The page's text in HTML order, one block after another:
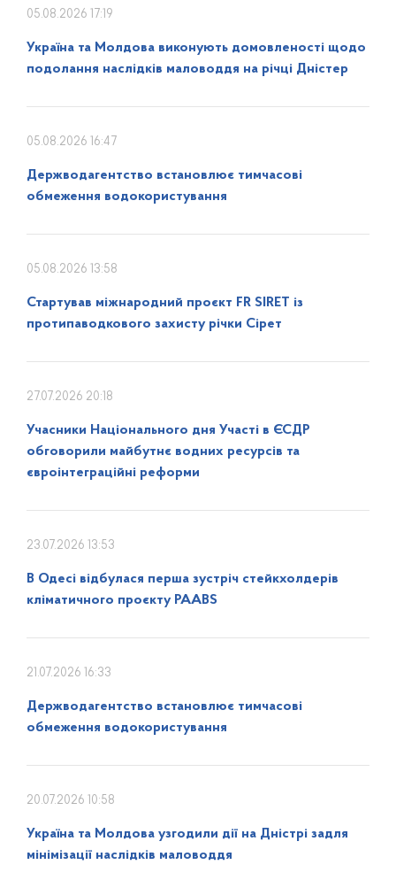
05.08.2026 17:19
Україна та Молдова виконують домовленості щодо
подолання наслідків маловоддя на річці Дністер
05.08.2026 16:47
Держводагентство встановлює тимчасові
обмеження водокористування
05.08.2026 13:58
Стартував міжнародний проєкт FR SIRET із
протипаводкового захисту річки Сірет
27.07.2026 20:18
Учасники Національного дня Участі в ЄСДР
обговорили майбутнє водних ресурсів та
євроінтеграційні реформи
23.07.2026 13:53
В Одесі відбулася перша зустріч стейкхолдерів
кліматичного проєкту PAABS
21.07.2026 16:33
Держводагентство встановлює тимчасові
обмеження водокористування
20.07.2026 10:58
Україна та Молдова узгодили дії на Дністрі задля
мінімізації наслідків маловоддя